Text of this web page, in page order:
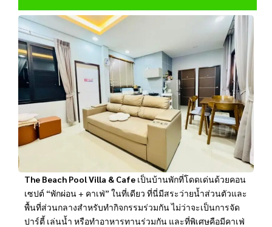
The Beach Pool Villa & Cafe เป็นบ้านพักที่โดดเด่นด้วยคอน
เซปต์ “พักผ่อน + คาเฟ่” ในที่เดียว ที่นี่มีสระว่ายน้ำส่วนตัวและ
พื้นที่ส่วนกลางสำหรับทำกิจกรรมร่วมกัน ไม่ว่าจะเป็นการจัด
ปาร์ตี้ เล่นน้ำ หรือทำอาหารทานร่วมกัน และที่พิเศษคือมีคาเฟ่